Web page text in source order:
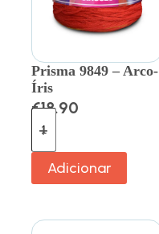
Prisma 9849 – Arco-
Íris
€18.90
Adicionar